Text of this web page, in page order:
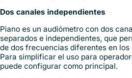
Dos canales independientes
Piano es un audiómetro con dos
separados e independientes, que
de dos frecuencias diferentes en los
Para simplificar el uso para
puede configurar como principal.